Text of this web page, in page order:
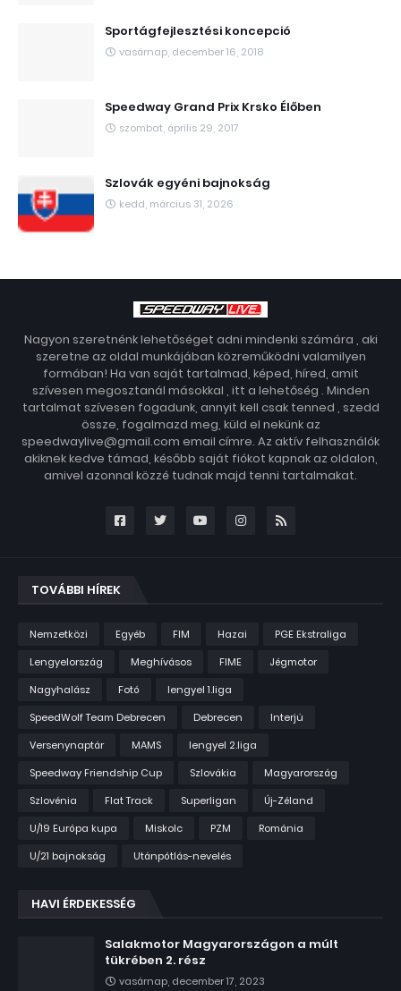
Sportágfejlesztési koncepció
vasárnap, december 16, 2018
Speedway Grand Prix Krsko Élőben
szombat, április 29, 2017
Szlovák egyéni bajnokság
kedd, március 31, 2026
Nagyon szeretnénk lehetőséget adni mindenki számára , aki
szeretne az oldal munkájában közreműködni valamilyen
formában! Ha van saját tartalmad, képed, híred, amit
szívesen megosztanál másokkal , itt a lehetőség . Minden
tartalmat szívesen fogadunk, annyit kell csak tenned , szedd
össze, fogalmazd meg, küld el nekünk az
speedwaylive@gmail.com email címre. Az aktív felhasználók
akiknek kedve támad, később saját fiókot kapnak az oldalon,
amivel azonnal közzé tudnak majd tenni tartalmakat.
TOVÁBBI HÍREK
Nemzetközi Egyéb FIM Hazai
PGE Ekstraliga
Lengyelország
Meghívásos FIME
Jégmotor
Nagyhalász
Fotó
lengyel 1.liga
SpeedWolf Team Debrecen
Debrecen
Interjú
Versenynaptár
MAMS
lengyel 2.liga
Speedway Friendship Cup
Szlovákia
Magyarország
Szlovénia
Flat Track Superligan
Új-Zéland
U/19 Európa kupa
Miskolc PZM
Románia
U/21 bajnokság
Utánpótlás-nevelés
HAVI ÉRDEKESSÉG
Salakmotor Magyarországon a múlt
tükrében 2. rész
vasárnap, december 17, 2023